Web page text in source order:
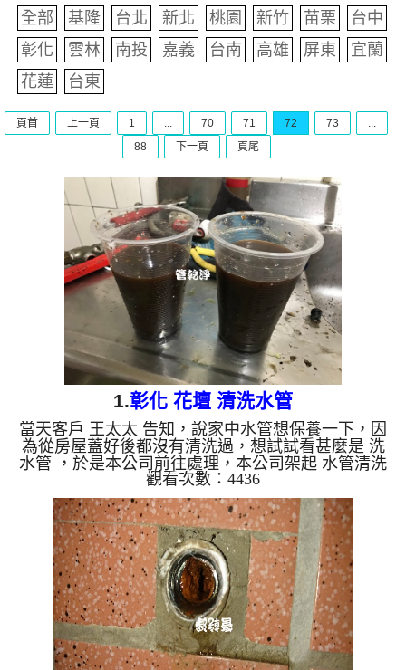
全部 基隆 台北 新北 桃園 新竹 苗栗
台中
彰化
雲林 南投 嘉義 台南 高雄 屏東
宜蘭
花蓮
台東
頁首 上一頁 1 ... 70 71 72 73
...
88
下一頁 頁尾
1.彰化 花壇 清洗水管
當天客戶 王太太 告知，說家中水管想保養一下，因
為從房屋蓋好後都沒有清洗過，想試試看甚麼是 洗
水管 ，於是本公司前往處理，本公司架起 水管清洗
機 ，開始 清水管 ，管路不斷噴出 石油 ，如下影
片， 水管清洗 過程中，水管管路不段堵住，一問之
後才發現這以前是使用地下水，後來才改用自來水，
作業約三個多小時，管路裡的地下水管垢終於清洗乾
淨，水管出水量也比以前大多了。 清洗水管,水管清
洗, 洗水管, 熱水管堵塞, 熱水忽冷忽熱 ...
觀看次數：4436